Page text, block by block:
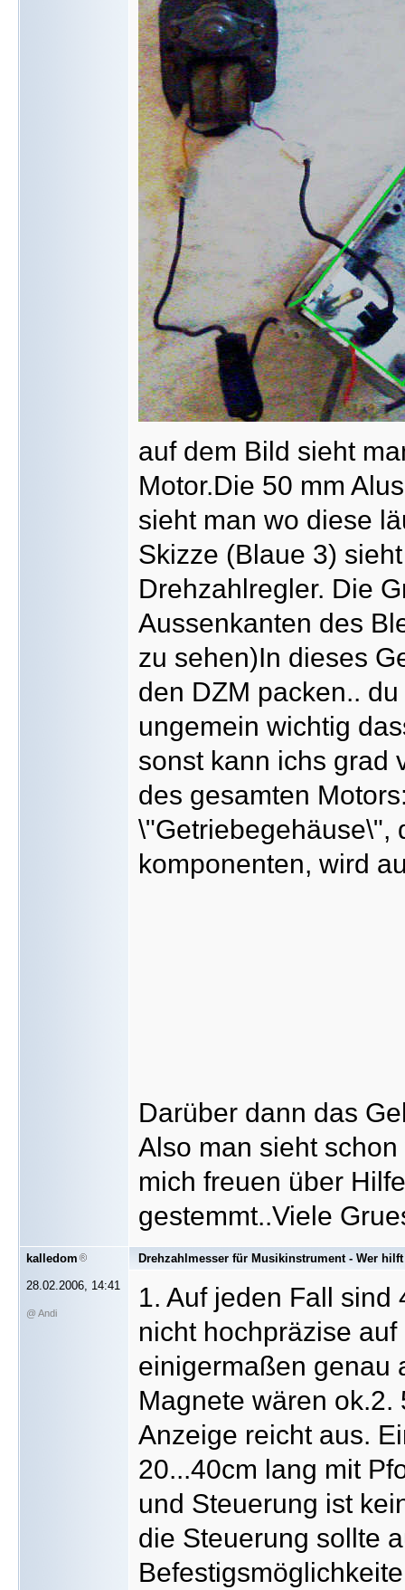
auf dem Bild sieht
Motor.Die 50 mm
sieht man wo diese
Skizze (Blaue 3)
Drehzahlregler. Die
Aussenkanten des
zu sehen)In dieses
den DZM packen..
ungemein wichtig
sonst kann ichs grad
des gesamten
\"Getriebegehäuse\",
komponenten, wird
Darüber dann das
Also man sieht
mich freuen über
gestemmt..Viele
kalledom
28.02.2006, 14:41
@ Andi
Drehzahlmesser für Musikinstrument - Wer
1. Auf jeden Fall sind
nicht hochpräzise
einigermaßen genau
Magnete wären
Anzeige reicht aus.
20...40cm lang mit
und Steuerung ist
die Steuerung sollte